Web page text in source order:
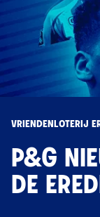
VRIENDENLOTERIJ
P&G
DE